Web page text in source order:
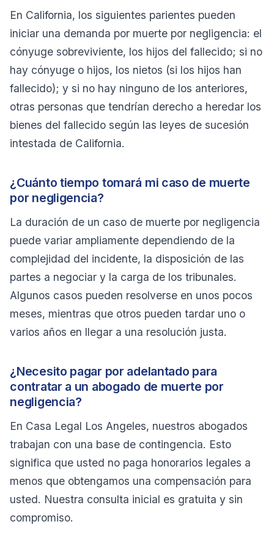
En California, los siguientes parientes pueden
iniciar una demanda por muerte por negligencia: el
cónyuge sobreviviente, los hijos del fallecido; si no
hay cónyuge o hijos, los nietos (si los hijos han
fallecido); y si no hay ninguno de los anteriores,
otras personas que tendrían derecho a heredar los
bienes del fallecido según las leyes de sucesión
intestada de California.
¿Cuánto tiempo tomará mi caso de muerte
por negligencia?
La duración de un caso de muerte por negligencia
puede variar ampliamente dependiendo de la
complejidad del incidente, la disposición de las
partes a negociar y la carga de los tribunales.
Algunos casos pueden resolverse en unos pocos
meses, mientras que otros pueden tardar uno o
varios años en llegar a una resolución justa.
¿Necesito pagar por adelantado para
contratar a un abogado de muerte por
negligencia?
En Casa Legal Los Angeles, nuestros abogados
trabajan con una base de contingencia. Esto
significa que usted no paga honorarios legales a
menos que obtengamos una compensación para
usted. Nuestra consulta inicial es gratuita y sin
compromiso.